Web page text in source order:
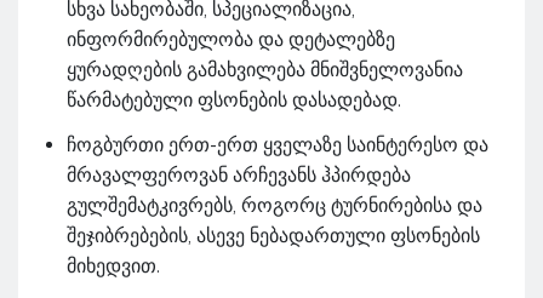
სხვა სახეობაში, სპეციალიზაცია,
ინფორმირებულობა და დეტალებზე
ყურადღების გამახვილება მნიშვნელოვანია
წარმატებული ფსონების დასადებად.
ჩოგბურთი ერთ-ერთ ყველაზე საინტერესო და
მრავალფეროვან არჩევანს ჰპირდება
გულშემატკივრებს, როგორც ტურნირებისა და
შეჯიბრებების, ასევე ნებადართული ფსონების
მიხედვით.